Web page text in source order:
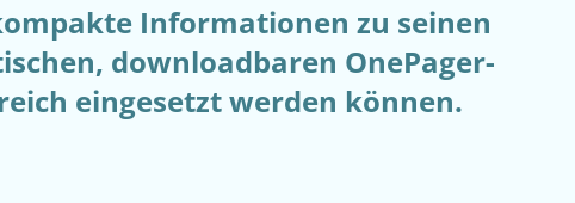
Informationen zu seinen
downloadbaren OnePager-
eingesetzt werden können.